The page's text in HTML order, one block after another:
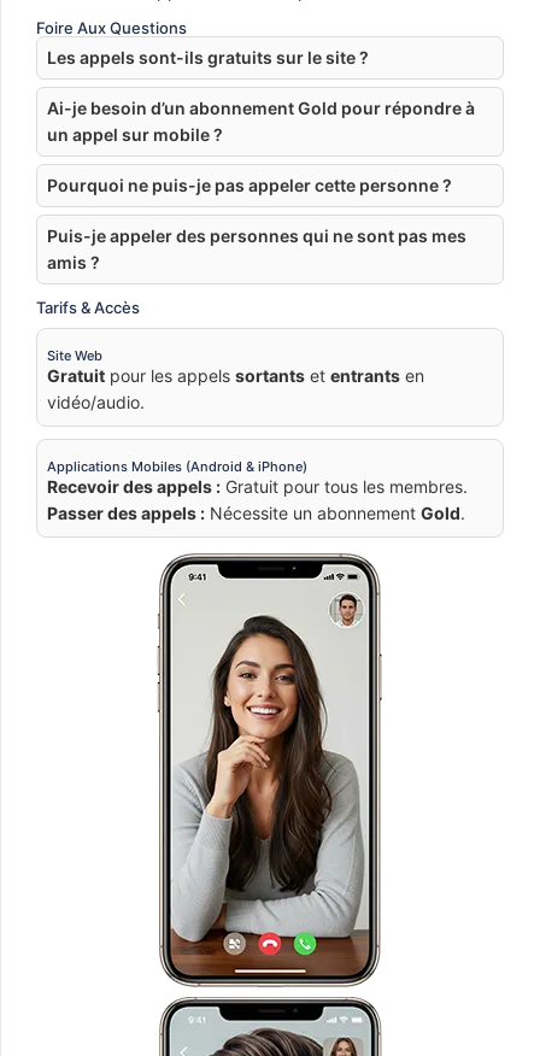
Foire Aux Questions
Les appels sont-ils gratuits sur le site ?
Ai-je besoin d’un abonnement Gold pour répondre à
un appel sur mobile ?
Pourquoi ne puis-je pas appeler cette personne ?
Puis-je appeler des personnes qui ne sont pas mes
amis ?
Tarifs & Accès
Site Web
Gratuit pour les appels sortants et entrants en
vidéo/audio.
Applications Mobiles (Android & iPhone)
Recevoir des appels : Gratuit pour tous les membres.
Passer des appels : Nécessite un abonnement Gold.